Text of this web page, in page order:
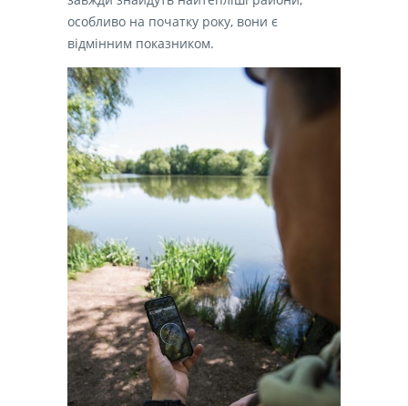
особливо на початку року, вони є
відмінним показником.